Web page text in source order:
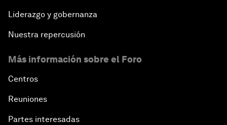
Liderazgo y gobernanza
Nuestra repercusión
Más información sobre el Foro
Centros
Reuniones
Partes interesadas